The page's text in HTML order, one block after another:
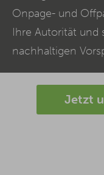
Onpage- und
Ihre Autorität und
nachhaltigen
Jetzt